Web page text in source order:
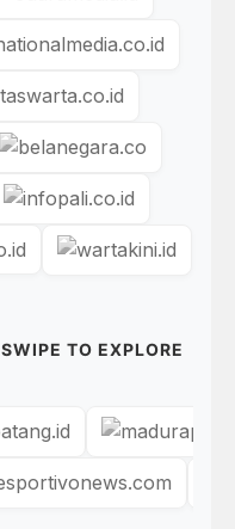
TO EXPLORE